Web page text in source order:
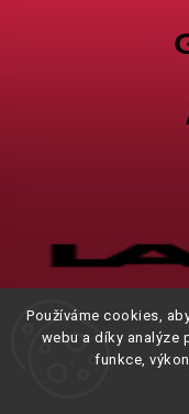
Používáme cookies,
webu a díky analýze
funkce,